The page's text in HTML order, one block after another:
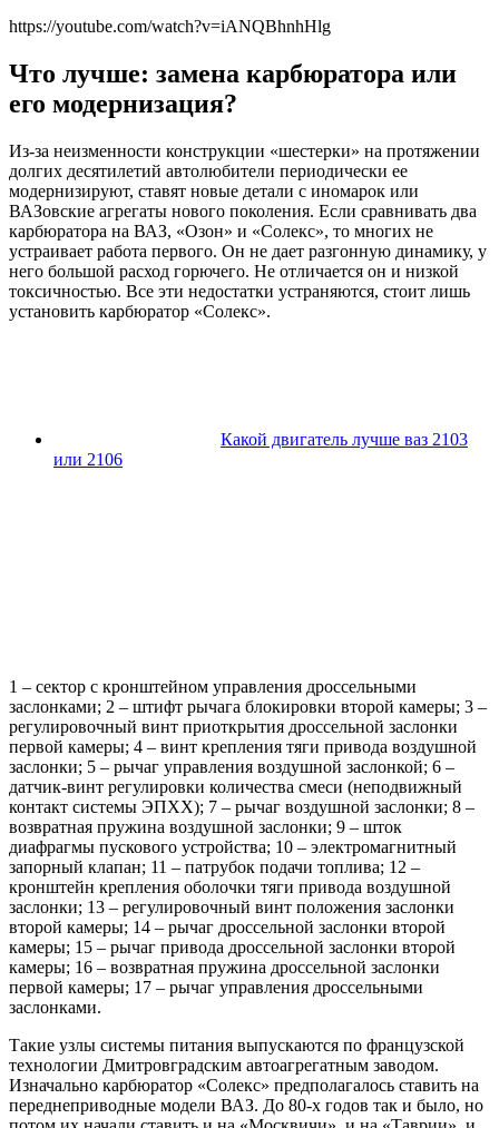
https://youtube.com/watch?v=iANQBhnhHlg
Что лучше: замена карбюратора или
его модернизация?
Из-за неизменности конструкции «шестерки» на протяжении
долгих десятилетий автолюбители периодически ее
модернизируют, ставят новые детали с иномарок или
ВАЗовские агрегаты нового поколения. Если сравнивать два
карбюратора на ВАЗ, «Озон» и «Солекс», то многих не
устраивает работа первого. Он не дает разгонную динамику, у
него большой расход горючего. Не отличается он и низкой
токсичностью. Все эти недостатки устраняются, стоит лишь
установить карбюратор «Солекс».
Какой двигатель лучше ваз 2103
или 2106
1 – сектор с кронштейном управления дроссельными
заслонками; 2 – штифт рычага блокировки второй камеры; 3 –
регулировочный винт приоткрытия дроссельной заслонки
первой камеры; 4 – винт крепления тяги привода воздушной
заслонки; 5 – рычаг управления воздушной заслонкой; 6 –
датчик-винт регулировки количества смеси (неподвижный
контакт системы ЭПХХ); 7 – рычаг воздушной заслонки; 8 –
возвратная пружина воздушной заслонки; 9 – шток
диафрагмы пускового устройства; 10 – электромагнитный
запорный клапан; 11 – патрубок подачи топлива; 12 –
кронштейн крепления оболочки тяги привода воздушной
заслонки; 13 – регулировочный винт положения заслонки
второй камеры; 14 – рычаг дроссельной заслонки второй
камеры; 15 – рычаг привода дроссельной заслонки второй
камеры; 16 – возвратная пружина дроссельной заслонки
первой камеры; 17 – рычаг управления дроссельными
заслонками.
Такие узлы системы питания выпускаются по французской
технологии Дмитровградским автоагрегатным заводом.
Изначально карбюратор «Солекс» предполагалось ставить на
переднеприводные модели ВАЗ. До 80-х годов так и было, но